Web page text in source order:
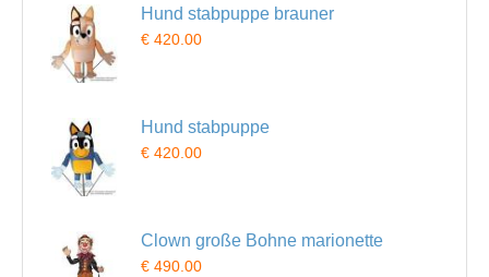
Hund stabpuppe brauner
€ 420.00
Hund stabpuppe
€ 420.00
Clown große Bohne marionette
€ 490.00